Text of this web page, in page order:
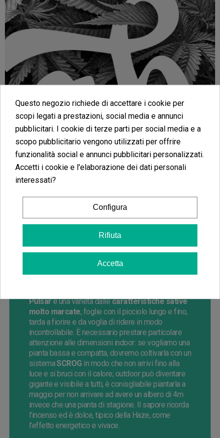
Semi femminizzati
Buddha Seeds
livello internazionale per i semi autofiorenti, che
tratta anche semi di stagione di ottima qualità. Ha
poche varietà ma molto stabili e produttive, si
Pulsarè una varietà dallecaratteristiche sative
molto marcate, foglie con il picciolo lungo e fino,
tarda a fiorire e da voglia di ridere in modo
incontrollabile. È necessario prestare particolare
attenzione alle dimensioni indoor: se vogliamo una
pianta bassa e compatta, dovremo coltivarla con un
sistemaSCROGin modo che non arrivi fino alla
luce e si bruci con il calore; outdoor può diventare
gigante e visibile a tutti, è conisgliabile piantarla a
maggio per non arrivare ad avere un albero di 4m
invece che una pianta di stagione. Il sapore ricorda
l'incenso ed è dolce, tipico della Haze, come
l'effetto energetico e vivace.
Questo negozio richiede di accettare i cookie per
scopi legati a prestazioni, social media e annunci
pubblicitari. I cookie di terze parti per social media e a
scopo pubblicitario vengono utilizzati per offrire
funzionalità social e annunci pubblicitari personalizzati.
Accetti i cookie e l'elaborazione dei dati personali
interessati?
Configura
Rifiuta
Accetta